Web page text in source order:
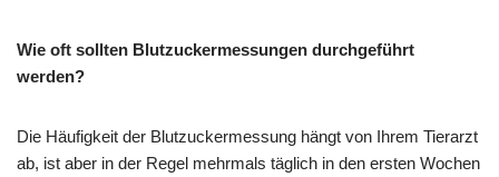
Wie oft sollten Blutzuckermessungen durchgeführt
werden?
Die Häufigkeit der Blutzuckermessung hängt von Ihrem Tierarzt
ab, ist aber in der Regel mehrmals täglich in den ersten Wochen